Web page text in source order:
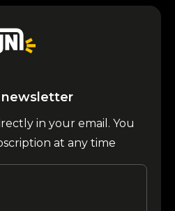
newsletter
in your email. You
at any time